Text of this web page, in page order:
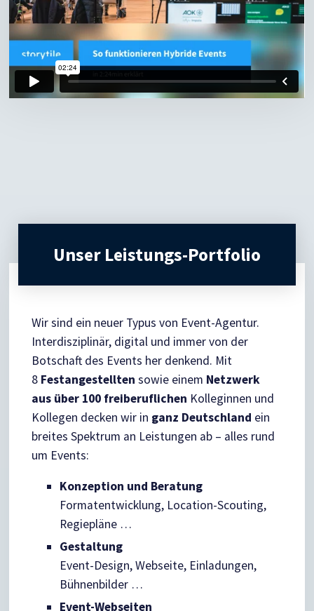
Unser Leistungs-Portfolio
Wir sind ein neuer Typus von Event-Agentur.
Interdisziplinär, digital und immer von der
Botschaft des Events her denkend. Mit
8 Festangestellten sowie einem Netzwerk
aus über 100 freiberuflichen Kolleginnen und
Kollegen decken wir in ganz Deutschland ein
breites Spektrum an Leistungen ab – alles rund
um Events:
Konzeption und Beratung
Formatentwicklung, Location-Scouting,
Regiepläne …
Gestaltung
Event-Design, Webseite, Einladungen,
Bühnenbilder …
Event-Webseiten